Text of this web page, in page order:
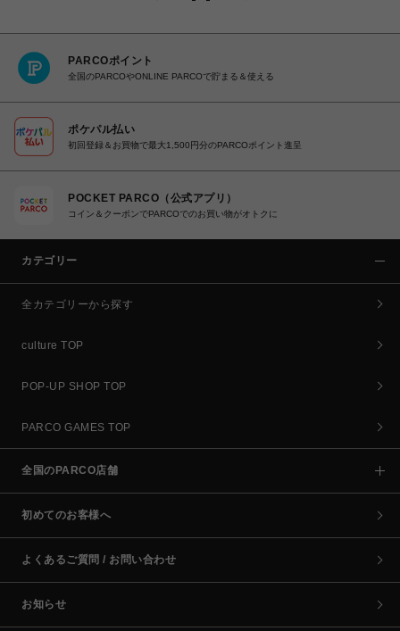
PARCOポイント
全国のPARCOやONLINE PARCOで貯まる＆使える
ポケパル払い
初回登録＆お買物で最大1,500円分のPARCOポイント進呈
POCKET PARCO（公式アプリ）
コイン＆クーポンでPARCOでのお買い物がオトクに
カテゴリー
全カテゴリーから探す
culture TOP
POP-UP SHOP TOP
PARCO GAMES TOP
全国のPARCO店舗
初めてのお客様へ
よくあるご質問 / お問い合わせ
お知らせ